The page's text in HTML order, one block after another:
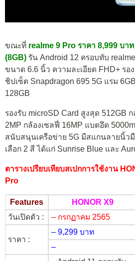
ขณะที่ realme 9 Pro ราคา 8,999 บา
(8GB) รัน Android 12 ครอบทับ
ขนาด 6.6 นิ้ว ความละเอียด FHD+ รอ
ชิปเซ็ต Snapdragon 695 5G แรม
128GB
รองรับ microSD Card สูงสุด 512GB
2MP กล้องเซลฟี่ 16MP แบตอึด
สนับสนุนเครือข่าย 5G มีสแกนลายนิ้ว
เลือก 2 สี ได้แก่ Sunrise Blue และ
ตารางเปรียบเทียบสเปกการใช้งาน
Pro
Features HONOR X9
วันเปิดตัว :
– กรกฏาคม 2565
ราคา :
– 9,299 บาท
–